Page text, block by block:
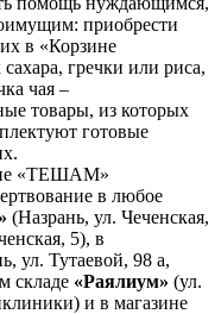
приобрести
в «Корзине
гречки или риса,
чая –
товары, из которых
готовые
«ТЕШАМ»
в любое
(Назрань, ул. Чеченская,
5), в
ул. Тутаевой, 98 а,
складе «Раялиум» (ул.
и в магазине